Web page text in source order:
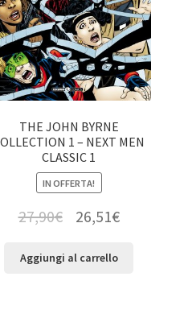
THE JOHN BYRNE
1 – NEXT MEN
CLASSIC 1
IN OFFERTA!
27,90€ 26,51€
Aggiungi al carrello